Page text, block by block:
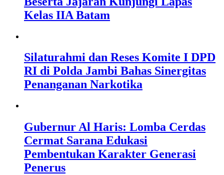
Kelas IIA Batam
Silaturahmi dan Reses Komite I DPD
RI di Polda Jambi Bahas Sinergitas
Penanganan Narkotika
Gubernur Al Haris: Lomba Cerdas
Cermat Sarana Edukasi
Pembentukan Karakter Generasi
Penerus